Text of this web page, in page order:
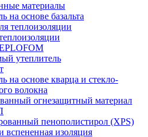
материалы
на основе базальта
теплоизоляции
утеплитель
на основе кварца и стекло-
волокна
огнезащитный материал
пенополистирол (XPS)